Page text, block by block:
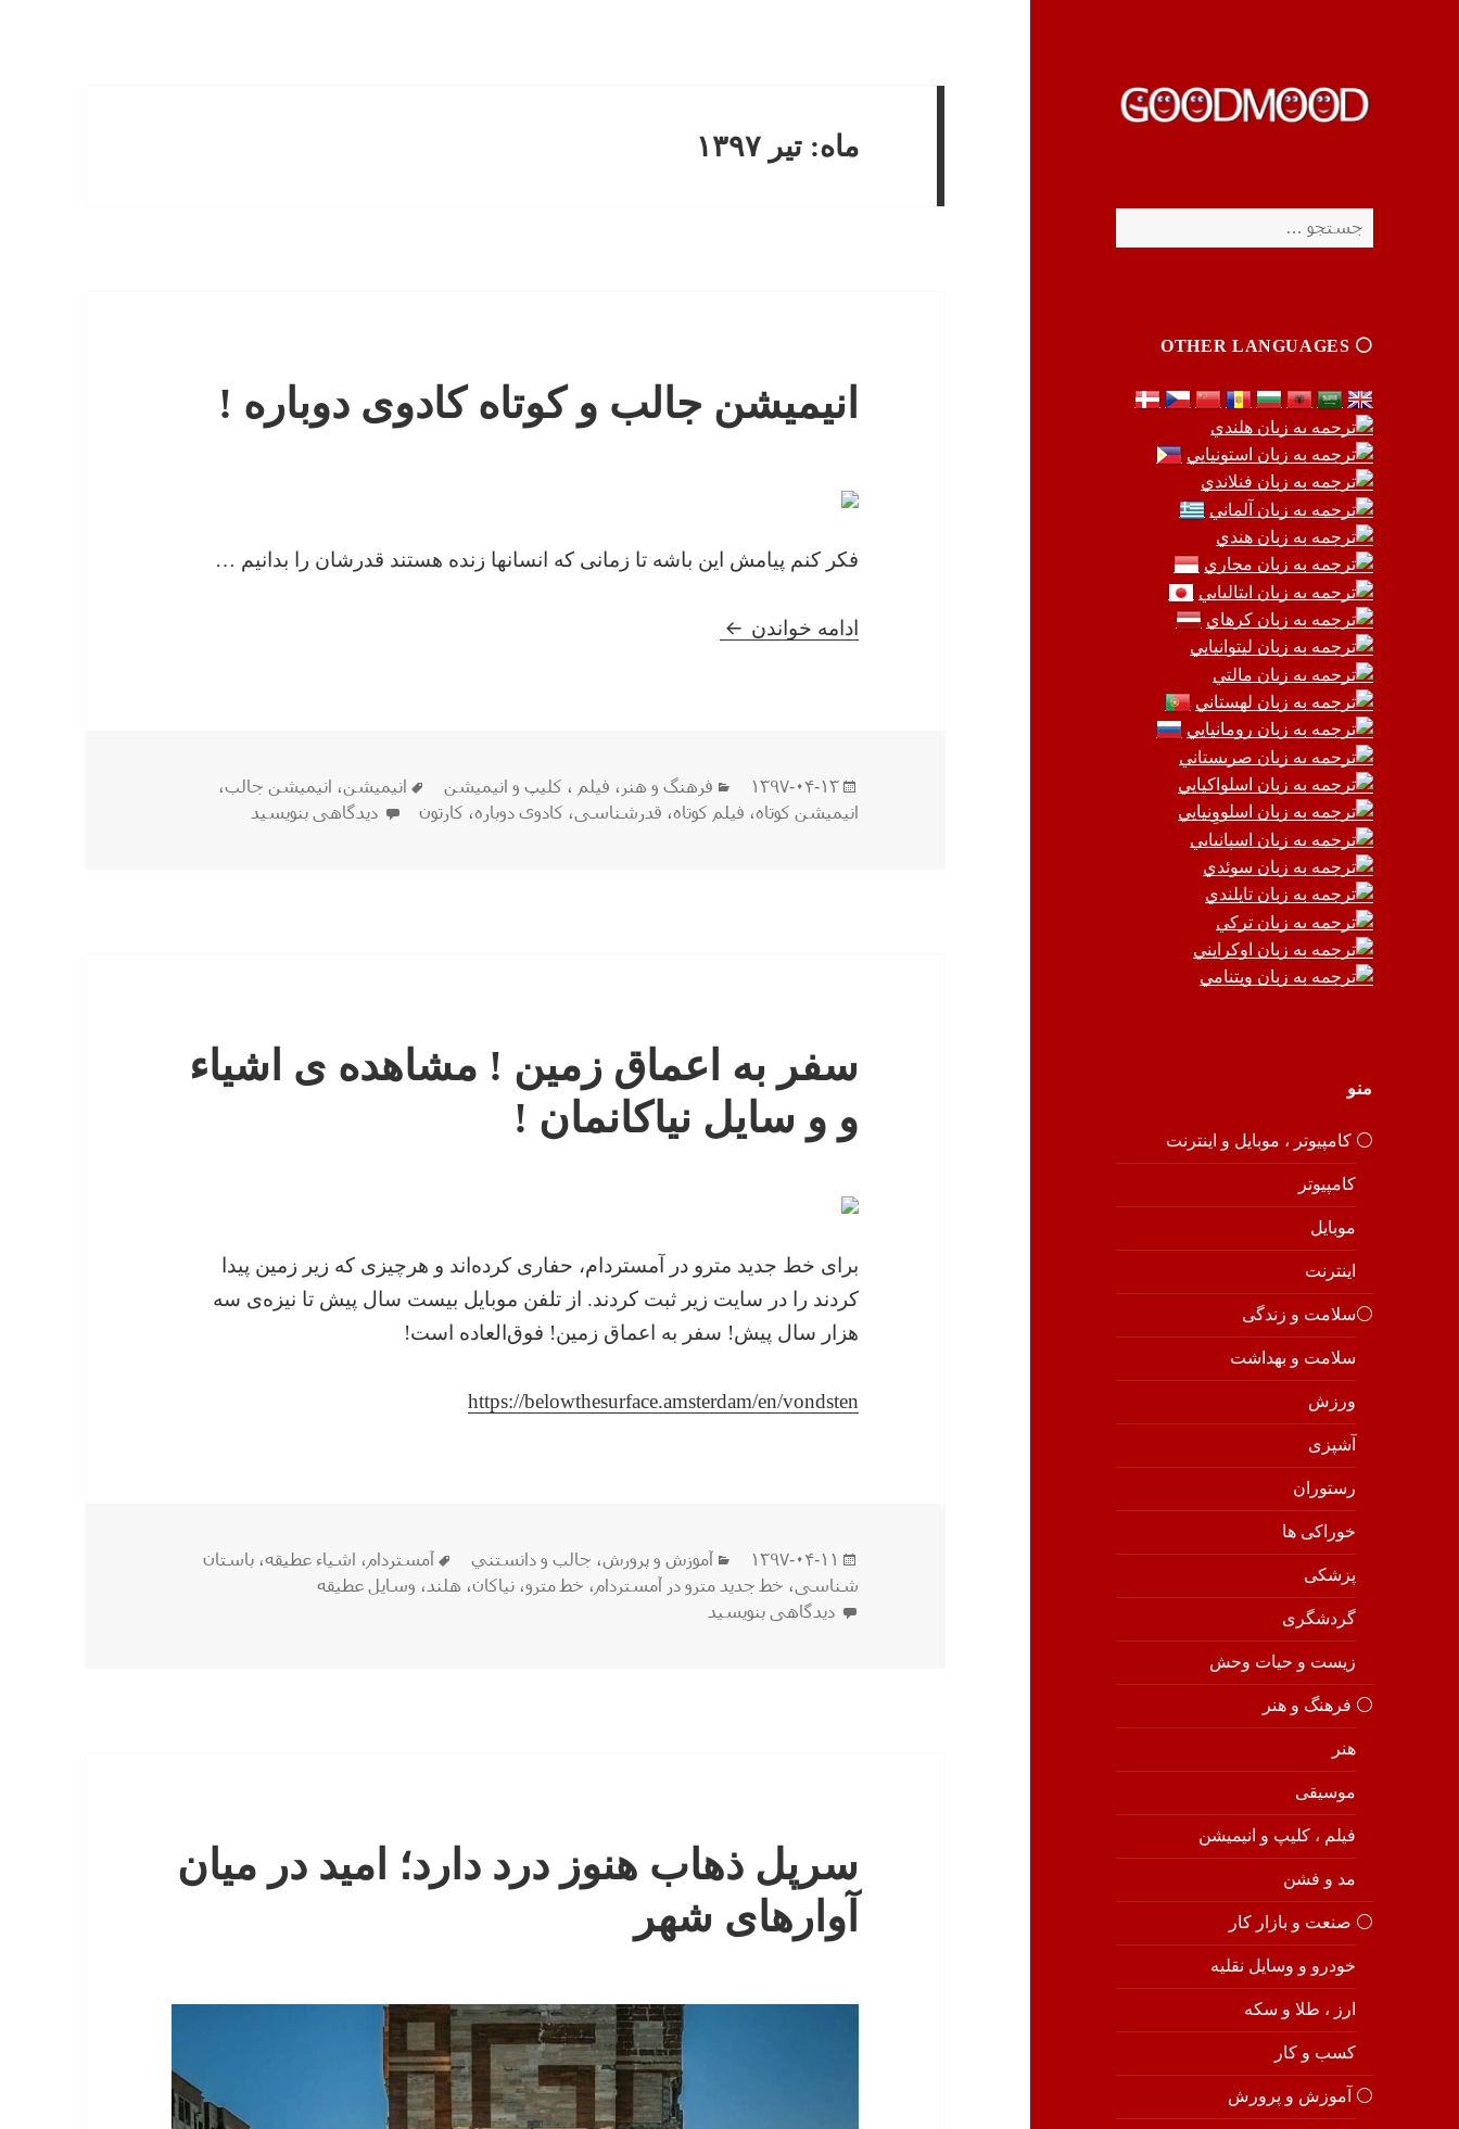
برای:
⚪️ OTHER LANGUAGES
منو
⚪️ کامپیوتر ، موبایل و اینترنت
کامپیوتر
موبایل
اینترنت
⚪️سلامت و زندگی
سلامت و بهداشت
ورزش
آشپزی
رستوران
خوراکی ها
پزشکی
گردشگری
زیست و حیات وحش
⚪️ فرهنگ و هنر
هنر
موسیقی
فیلم ، کلیپ و انیمیشن
مد و فشن
⚪️ صنعت و بازار کار
خودرو و وسایل نقلیه
ارز ، طلا و سکه
کسب و کار
⚪️ آموزش و پرورش
ماه:تیر ۱۳۹۷
انیمیشن جالب و کوتاه کادوی دوباره !
فکر کنم پیامش این باشه تا زمانی که انسانها زنده هستند قدرشان را بدانیم …
ادامه خواندن انیمیشن جالب و کوتاه کادوی دوباره !
ارسال
شده
۱۳۹۷-۰۴-۱۳ دسته‌ها
فرهنگ و هنر ، فیلم ، كليپ و انیمیشن برچسب‌ها
انیمیشن، انیمیشن جالب،
انیمیشن کوتاه، فیلم کوتاه، قدرشناسی، کادوی دوباره، کارتون برای انیمیشن جالب و کوتاه کادوی دوباره !
دیدگاهی بنویسید
سفر به اعماق زمین ! مشاهده ی اشیاء
و و سایل نیاکانمان !
برای خط جدید مترو در آمستردام، حفاری کرده‌اند و هرچیزی که زیر زمین پیدا
کردند را در سایت زیر ثبت کردند. از تلفن موبایل بیست سال پیش تا نیزه‌ی سه
هزار سال پیش! سفر به اعماق زمین! فوق‌العاده است!
https://belowthesurface.amsterdam/en/vondsten
ارسال
شده
در
۱۳۹۷-۰۴-۱۱ دسته‌ها
آموزش و پرورش، جالب و دانستني برچسب‌ها
آمستردام ، اشیاء عطیقه،باستان
شناسی، خط جدید مترو در آمستردام ، خط مترو،نیاکان، هلند ، وسایل عطیقه
برای سفر به اعماق زمین ! مشاهده ی اشیاء و و سایل نیاکانمان !
دیدگاهی بنویسید
سرپل ذهاب هنوز درد دارد؛ امید در میان
آوارهای شهر